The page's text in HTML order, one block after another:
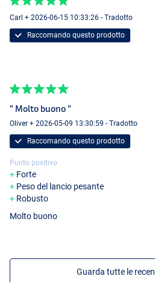
- Leva di potenza extra inclusa
- Perfetto per lanciare/controllare i
Carl + 2026-06-15 10:33:26 - Tradotto
Raccomando questo prodotto
" Molto buono "
Oliver + 2026-05-09 13:30:59 - Tradotto
Raccomando questo prodotto
Punto positivo
Forte
Peso del lancio pesante
Robusto
Molto buono
Guarda tutte le